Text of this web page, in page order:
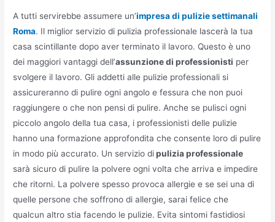
A tutti servirebbe assumere un’impresa di pulizie settimanali
Roma. Il miglior servizio di pulizia professionale lascerà la tua
casa scintillante dopo aver terminato il lavoro. Questo è uno
dei maggiori vantaggi dell’assunzione di professionisti per
svolgere il lavoro. Gli addetti alle pulizie professionali si
assicureranno di pulire ogni angolo e fessura che non puoi
raggiungere o che non pensi di pulire. Anche se pulisci ogni
piccolo angolo della tua casa, i professionisti delle pulizie
hanno una formazione approfondita che consente loro di pulire
in modo più accurato. Un servizio dipulizia professionale
sarà sicuro di pulire la polvere ogni volta che arriva e impedire
che ritorni. La polvere spesso provoca allergie e se sei una di
quelle persone che soffrono di allergie, sarai felice che
qualcun altro stia facendo le pulizie. Evita sintomi fastidiosi